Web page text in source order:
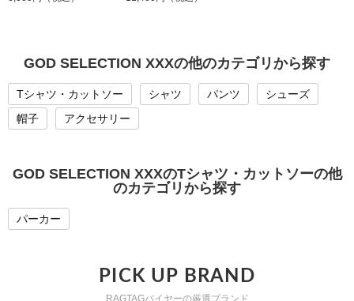
GOD SELECTION XXXの他のカテゴリから探す
Tシャツ・カットソー シャツ パンツ
シューズ
帽子
アクセサリー
GOD SELECTION XXXのTシャツ・カットソーの他
のカテゴリから探す
パーカー
PICK UP BRAND
RAGTAGバイヤーの厳選ブランド